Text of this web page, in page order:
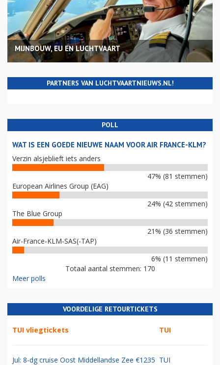
MIJNBOUW, EU EN LUCHTVAART
PARTNERS VAN LUCHTVAARTNIEUWS.NL!
POLL
WAT IS EEN GOEDE NIEUWE NAAM VOOR AIR FRANCE-KLM?
Verzin alsjeblieft iets anders
47% (81 stemmen)
European Airlines Group (EAG)
24% (42 stemmen)
The Blue Group
21% (36 stemmen)
Air-France-KLM-SAS(-TAP)
6% (11 stemmen)
Totaal aantal stemmen: 170
Meer polls
VOORDELIGE RETOURTICKETS
TUI vliegtickets TUI
Jul: 8-dg cruise Oost Middellandse Zee €1235 TUI